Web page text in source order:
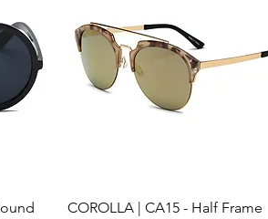
Vista rápida
COROLLA | CA15 - Half Frame